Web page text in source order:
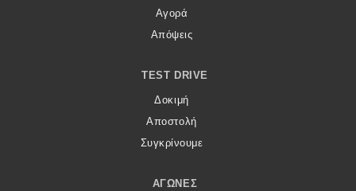
Αγορά
Απόψεις
TEST DRIVE
Δοκιμή
Αποστολή
Συγκρίνουμε
ΑΓΏΝΕΣ